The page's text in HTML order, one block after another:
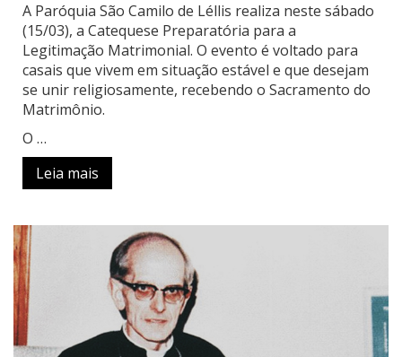
A Paróquia São Camilo de Léllis realiza neste sábado
(15/03), a Catequese Preparatória para a
Legitimação Matrimonial. O evento é voltado para
casais que vivem em situação estável e que desejam
se unir religiosamente, recebendo o Sacramento do
Matrimônio.
O …
Leia mais